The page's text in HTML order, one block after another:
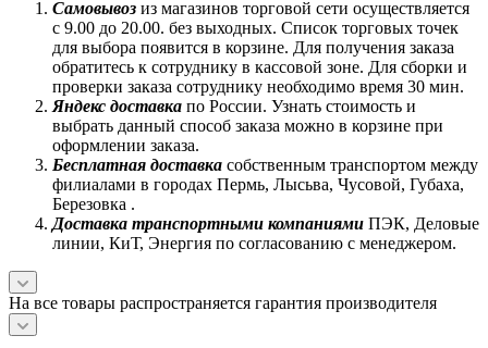
Самовывоз из магазинов торговой сети осуществляется
с 9.00 до 20.00. без выходных. Список торговых точек
для выбора появится в корзине. Для получения заказа
обратитесь к сотруднику в кассовой зоне. Для сборки и
проверки заказа сотруднику необходимо время 30 мин.
Яндекс доставка по России. Узнать стоимость и
выбрать данный способ заказа можно в корзине при
оформлении заказа.
Бесплатная доставка собственным транспортом между
филиалами в городах Пермь, Лысьва, Чусовой, Губаха,
Березовка .
Доставка транспортными компаниями ПЭК, Деловые
линии, КиТ, Энергия по согласованию с менеджером.
На все товары распространяется гарантия производителя